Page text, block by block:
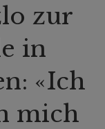
zur
in
«Ich
mich